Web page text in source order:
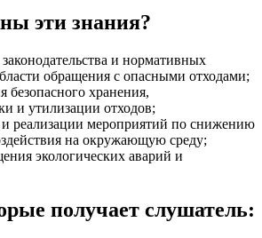
эти знания?
и нормативных
обращения с опасными отходами;
безопасного хранения,
и утилизации отходов;
и реализации мероприятий по снижению
на окружающую среду;
экологических аварий и
получает слушатель: